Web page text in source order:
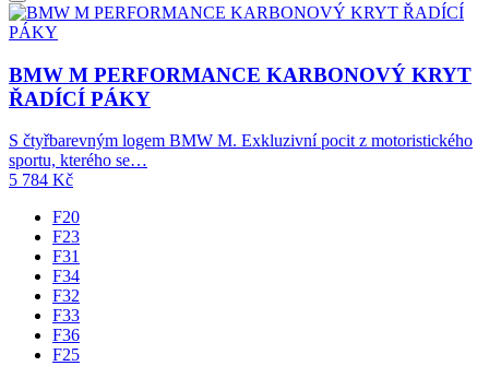
BMW M PERFORMANCE KARBONOVÝ KRYT
ŘADÍCÍ PÁKY
S čtyřbarevným logem BMW M. Exkluzivní pocit z motoristického
sportu, kterého se…
5 784 Kč
F20
F23
F31
F34
F32
F33
F36
F25